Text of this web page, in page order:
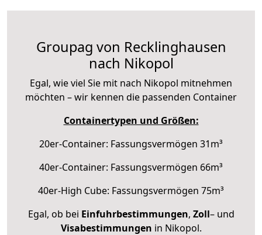
Groupag von Recklinghausen
nach Nikopol
Egal, wie viel Sie mit nach Nikopol mitnehmen
möchten – wir kennen die passenden Container
Containertypen und Größen:
20er-Container: Fassungsvermögen 31m³
40er-Container: Fassungsvermögen 66m³
40er-High Cube: Fassungsvermögen 75m³
Egal, ob bei Einfuhrbestimmungen, Zoll– und
Visabestimmungen in Nikopol.